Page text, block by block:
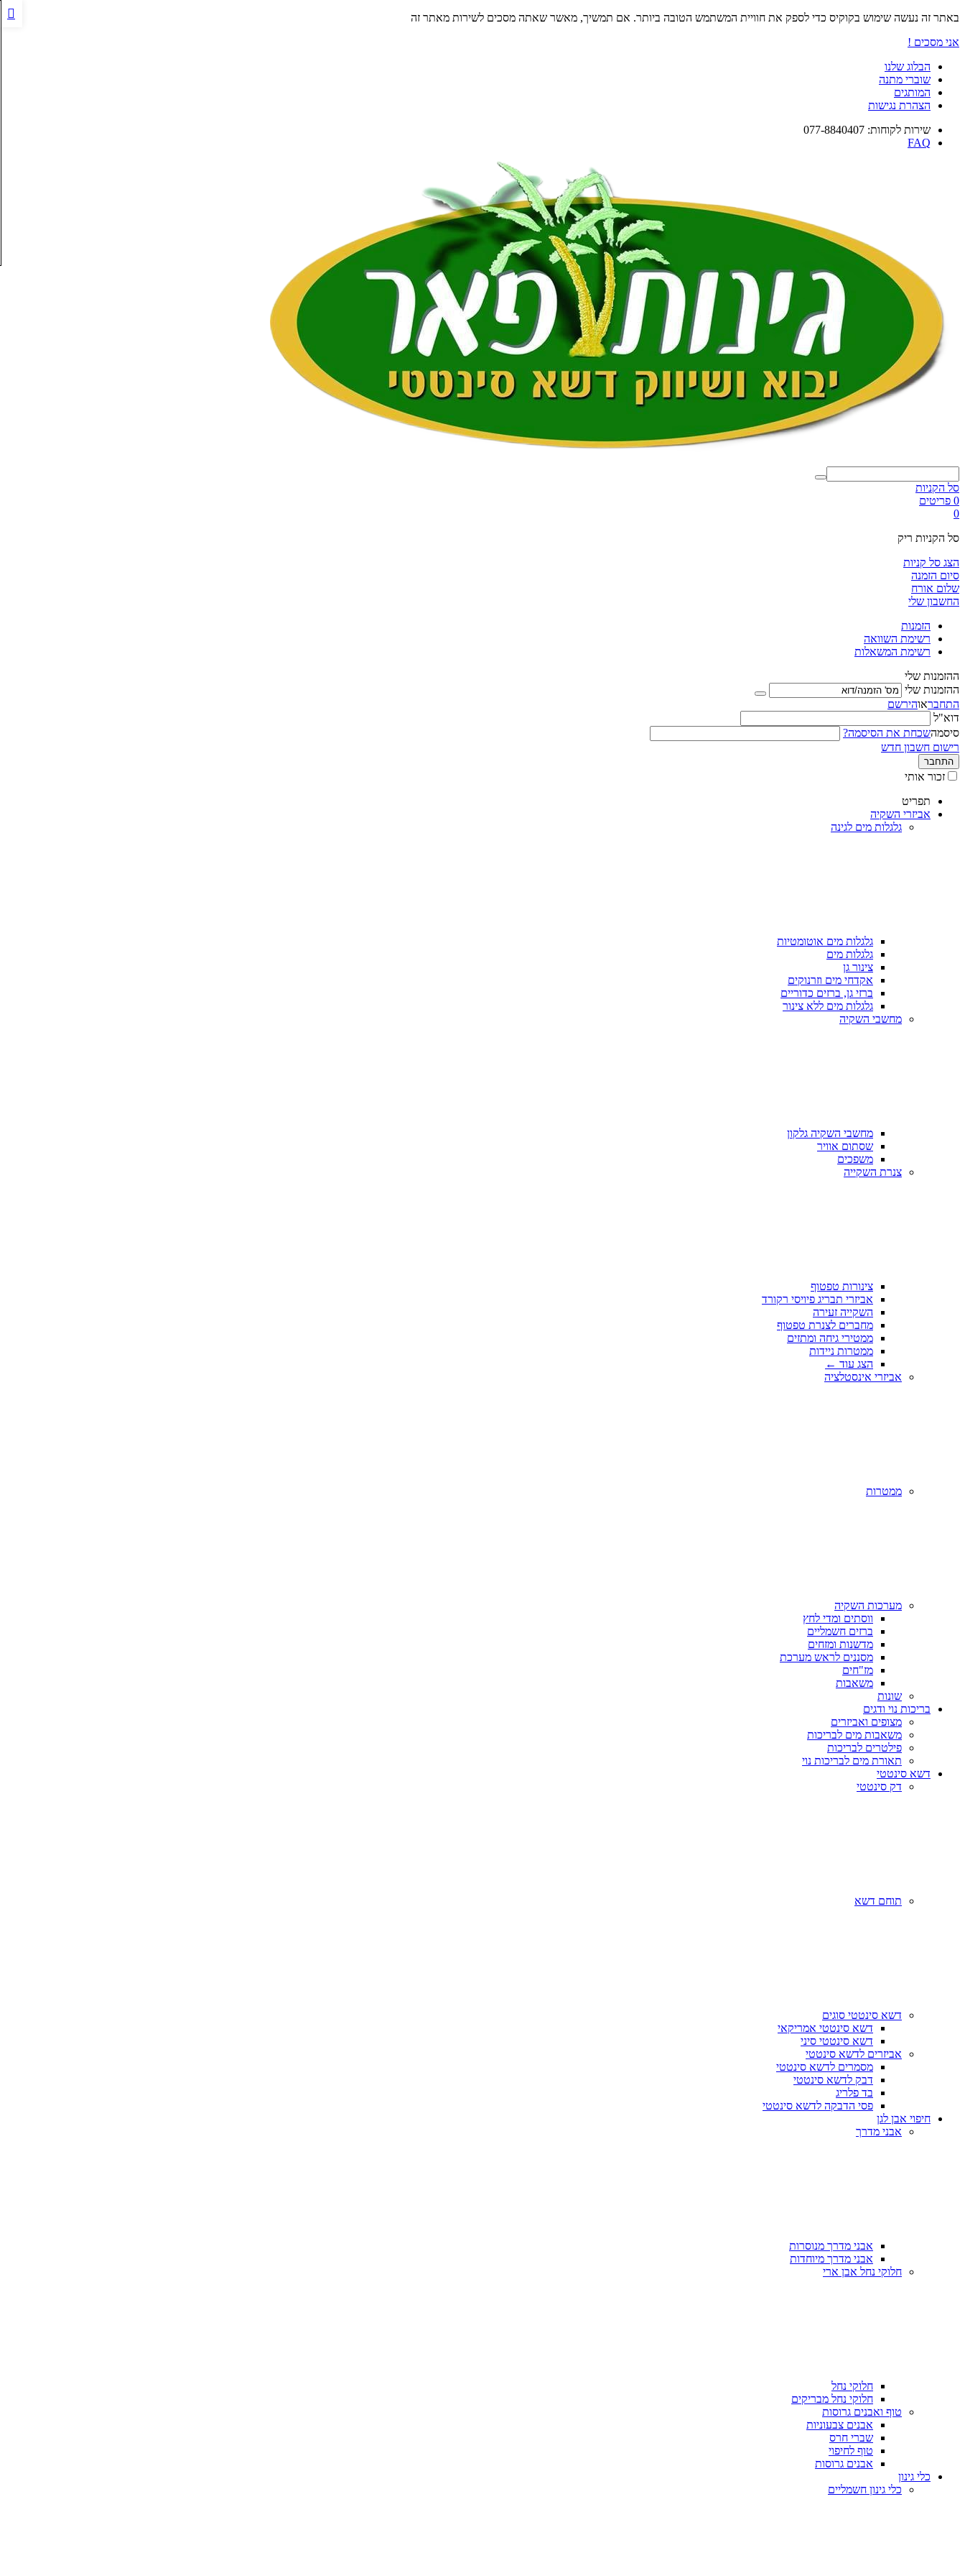
באתר זה נעשה שימוש בקוקיס כדי לספק את חוויית המשתמש הטובה ביותר. אם תמשיך, מאשר שאתה מסכים לשירות מאתר זה
אני מסכים !
הבלוג שלנו
שוברי מתנה
המותגים
הצהרת נגישות
שירות לקוחות: 077-8840407
FAQ
סל הקניות
0 פריטים
0
סל הקניות ריק
הצג סל קניות
סיום הזמנה
שלום אורח
החשבון שלי
הזמנות
רשימת השוואה
רשימת המשאלות
ההזמנות שלי
ההזמנות שלי
התחבראוהירשם
דוא"ל
סיסמהשכחת את הסיסמה?
רישום חשבון חדש
התחבר
זכור אותי
תפריט
אביזרי השקיה
גלגלות מים לגינה
גלגלות מים אוטומטיות
גלגלות מים
צינור גן
אקדחי מים וזרנוקים
ברזי גן, ברזים כדוריים
גלגלות מים ללא צינור
מחשבי השקיה
מחשבי השקיה גלקון
שסתום אוויר
משפכים
צנרת השקייה
צינורות טפטוף
אביזרי תבריג פיויסי רקורד
השקייה זעירה
מחברים לצנרת טפטוף
ממטירי גיחה ומתזים
ממטרות ניידות
הצג עוד ←
אביזרי אינסטלציה
ממטרות
מערכות השקיה
ווסתים ומדי לחץ
ברזים חשמליים
מדשנות ומזחים
מסננים לראש מערכת
מז"חים
משאבות
שונות
בריכות נוי ודגים
מצופים ואביזרים
משאבות מים לבריכות
פילטרים לבריכות
תאורת מים לבריכות נוי
דשא סינטטי
דק סינטטי
תוחם דשא
דשא סינטטי סוגים
דשא סינטטי אמריקאי
דשא סינטטי סיני
אביזרים לדשא סינטטי
מסמרים לדשא סינטטי
דבק לדשא סינטטי
בד פלריג
פסי הדבקה לדשא סינטטי
חיפוי אבן לגן
אבני מדרך
אבני מדרך מנוסרות
אבני מדרך מיוחדות
חלוקי נחל אבן ארי
חלוקי נחל
חלוקי נחל מבריקים
טוף ואבנים גרוסות
אבנים צבעוניות
שברי חרס
טוף לחיפוי
אבנים גרוסות
כלי גינון
כלי גינון חשמליים